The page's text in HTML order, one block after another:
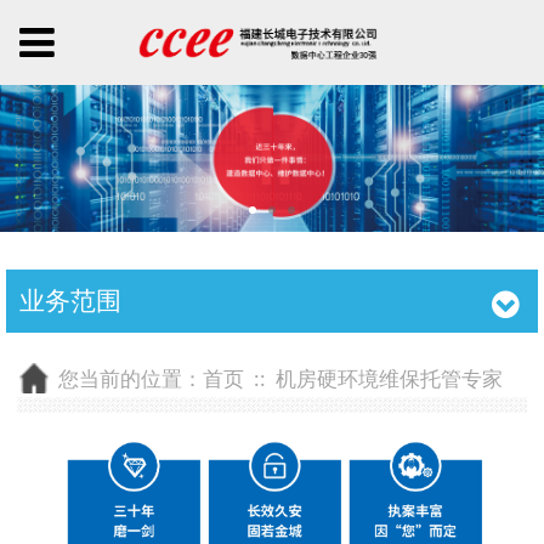
业务范围
您当前的位置： 首页 :: 机房硬环境维保托管专家